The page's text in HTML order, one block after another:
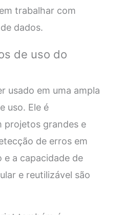
trabalhar com
dados.
de uso do
usado em uma ampla
uso. Ele é
projetos grandes e
de erros em
a capacidade de
e reutilizável são